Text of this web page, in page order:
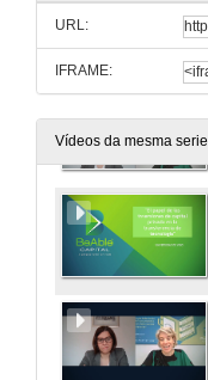
URL:
IFRAME:
Vídeos da mesma serie